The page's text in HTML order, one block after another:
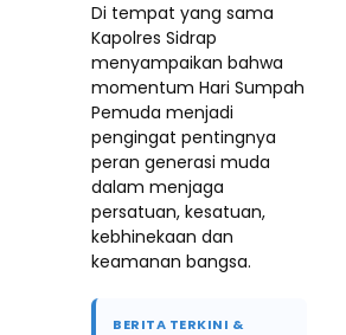
Di tempat yang sama
Kapolres Sidrap
menyampaikan bahwa
momentum Hari Sumpah
Pemuda menjadi
pengingat pentingnya
peran generasi muda
dalam menjaga
persatuan, kesatuan,
kebhinekaan dan
keamanan bangsa.
BERITA TERKINI &